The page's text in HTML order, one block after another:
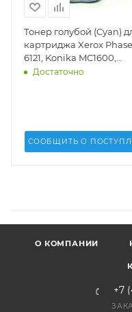
Тонер голубой (Cyan)
картриджа Xerox
6121, Konika MC1600,
1680MFP (2.6k стр.)
Достаточно
СООБЩИТЬ О
О КОМПАНИИ
+7